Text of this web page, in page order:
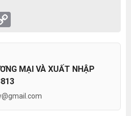
MẠI VÀ XUẤT NHẬP